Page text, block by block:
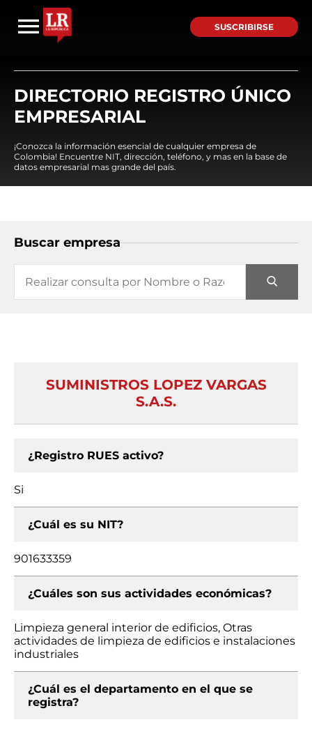
SUSCRIBIRSE
DIRECTORIO REGISTRO ÚNICO
EMPRESARIAL
¡Conozca la información esencial de cualquier empresa de
Colombia! Encuentre NIT, dirección, teléfono, y mas en la base de
datos empresarial mas grande del país.
Buscar empresa
SUMINISTROS LOPEZ VARGAS
S.A.S.
¿Registro RUES activo?
Si
¿Cuál es su NIT?
901633359
¿Cuáles son sus actividades económicas?
Limpieza general interior de edificios, Otras
actividades de limpieza de edificios e instalaciones
industriales
¿Cuál es el departamento en el que se
registra?